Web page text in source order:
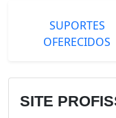
SUPORTES
OFERECIDOS
SITE